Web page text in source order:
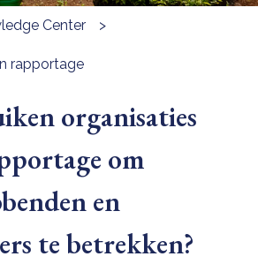
Center
rapportage
organisaties
om
en
te betrekken?